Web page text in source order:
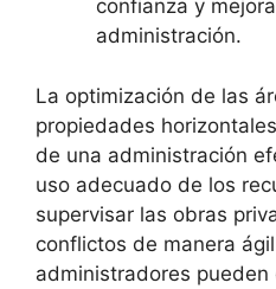
confianza y
administración.
La optimización de las
propiedades
de una administración
uso adecuado de los
supervisar las obras
conflictos de manera
administradores pueden